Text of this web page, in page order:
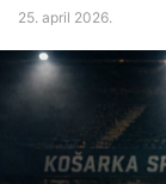
25. april 2026.